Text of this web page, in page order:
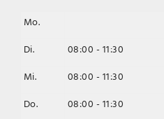
Mo.
Di.
08:00 - 11:30
Mi.
08:00 - 11:30
Do.
08:00 - 11:30